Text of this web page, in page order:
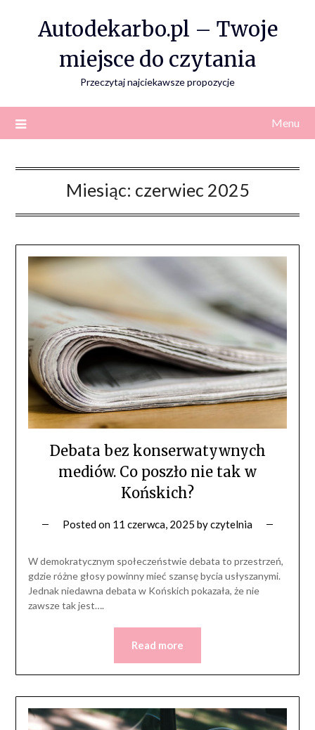
Autodekarbo.pl – Twoje
miejsce do czytania
Przeczytaj najciekawsze propozycje
Menu
Miesiąc: czerwiec 2025
Debata bez konserwatywnych
mediów. Co poszło nie tak w
Końskich?
Posted on 11 czerwca, 2025 byczytelnia
W demokratycznym społeczeństwie debata to przestrzeń,
gdzie różne głosy powinny mieć szansę bycia usłyszanymi.
Jednak niedawna debata w Końskich pokazała, że nie
zawsze tak jest….
Read more